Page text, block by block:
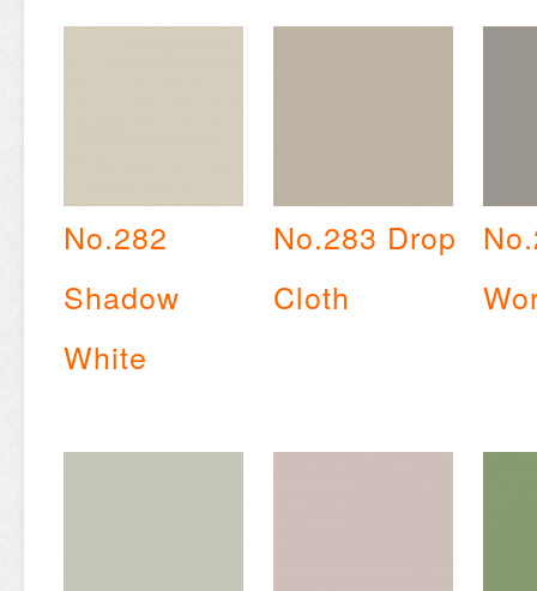
No.282
Shadow
White
No.283 Drop
Cloth